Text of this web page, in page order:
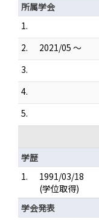
所属学会
1.
2.
2021/05 ～
3.
4.
5.
学歴
1.
1991/03/18
(学位取得)
学会発表